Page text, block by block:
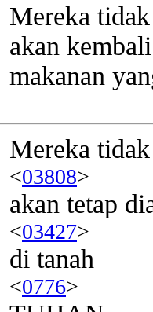
Mereka
akan
makanan
Mereka tidak
<03808>
akan tetap
<03427>
di tanah
<0776>